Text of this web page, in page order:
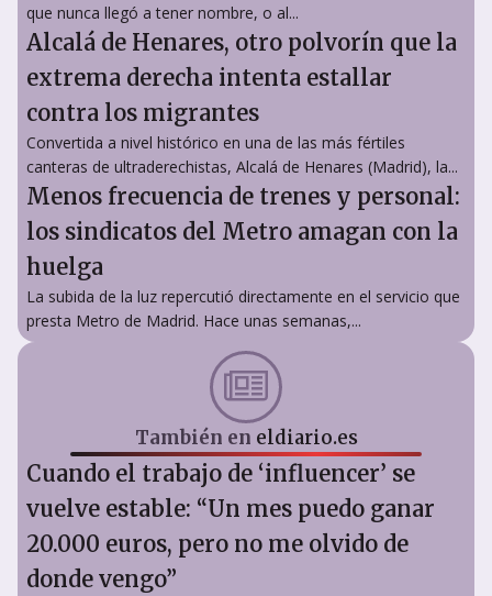
que nunca llegó a tener nombre, o al...
Alcalá de Henares, otro polvorín que la
extrema derecha intenta estallar
contra los migrantes
Convertida a nivel histórico en una de las más fértiles
canteras de ultraderechistas, Alcalá de Henares (Madrid), la...
Menos frecuencia de trenes y personal:
los sindicatos del Metro amagan con la
huelga
La subida de la luz repercutió directamente en el servicio que
presta Metro de Madrid. Hace unas semanas,...
También en eldiario.es
Cuando el trabajo de ‘influencer’ se
vuelve estable: “Un mes puedo ganar
20.000 euros, pero no me olvido de
donde vengo”